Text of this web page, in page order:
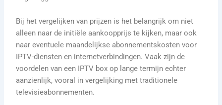
Bij het vergelijken van prijzen is het belangrijk om niet
alleen naar de initiële aankoopprijs te kijken, maar ook
naar eventuele maandelijkse abonnementskosten voor
IPTV-diensten en internetverbindingen. Vaak zijn de
voordelen van een IPTV box op lange termijn echter
aanzienlijk, vooral in vergelijking met traditionele
televisieabonnementen.